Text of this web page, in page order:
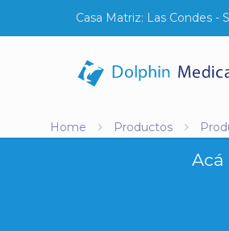
Casa Matriz: Las Condes -
Home Productos
Acá